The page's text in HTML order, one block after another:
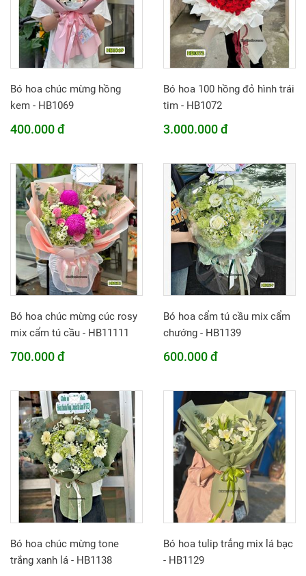
Bó hoa chúc mừng hồng
kem - HB1069
400.000 đ
Bó hoa 100 hồng đỏ hình trái
tim - HB1072
3.000.000 đ
Bó hoa chúc mừng cúc rosy
mix cẩm tú cầu - HB11111
700.000 đ
Bó hoa cẩm tú cầu mix cẩm
chướng - HB1139
600.000 đ
Bó hoa chúc mừng tone
trắng xanh lá - HB1138
Bó hoa tulip trắng mix lá bạc
- HB1129